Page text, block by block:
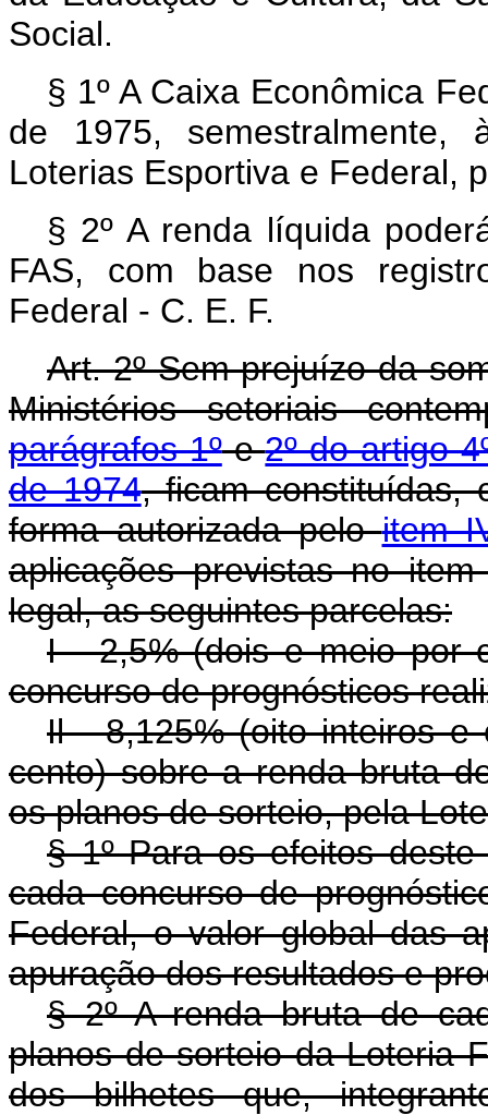
Social.
§ 1º A Caixa Econômica
de 1975,
Loterias Esportiva e Federal,
§ 2º A renda líquida
FAS, com base nos
Federal - C. E. F.
Art. 2º Sem prejuízo da
Ministérios setoriais
parágrafos 1ºe2º do artigo
de 1974, ficam constituídas,
forma autorizada peloitem
aplicações previstas no
legal, as seguintes parcelas:
I - 2,5% (dois e meio por
concurso de prognósticos
Il - 8,125% (oito inteiros e
cento) sobre a renda bruta
os planos de sorteio, pela
§ 1º Para os efeitos
cada concurso de
Federal, o valor global das
apuração dos resultados e
§ 2º A renda bruta de
planos de sorteio da Loteria
dos bilhetes que,